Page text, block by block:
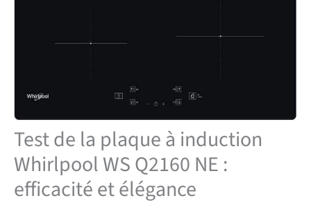
Test de la plaque à induction
Whirlpool WS Q2160 NE :
efficacité et élégance